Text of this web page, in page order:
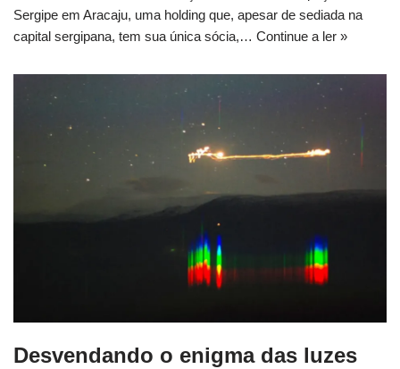
Sergipe em Aracaju, uma holding que, apesar de sediada na
capital sergipana, tem sua única sócia,… Continue a ler »
Desvendando o enigma das luzes